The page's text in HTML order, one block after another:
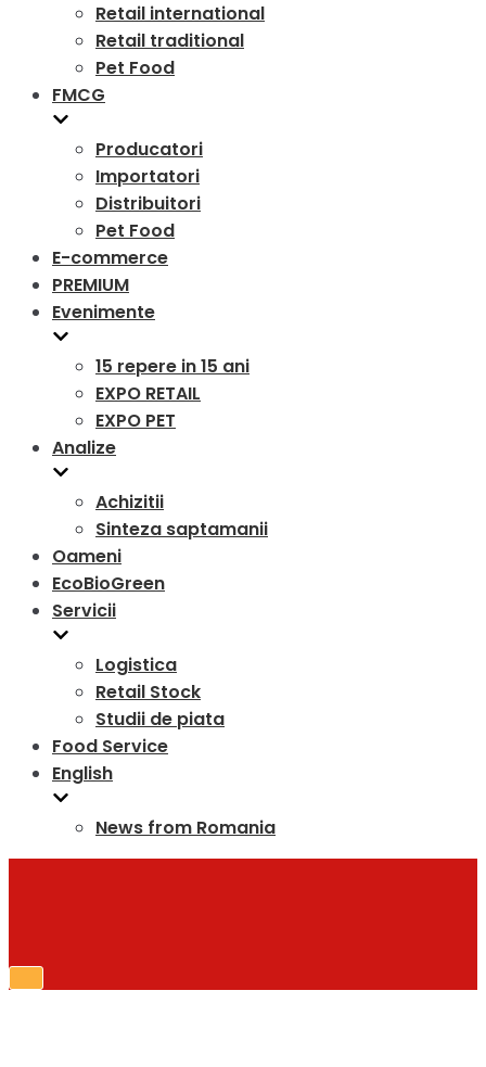
Retail international
Retail traditional
Pet Food
FMCG
Producatori
Importatori
Distribuitori
Pet Food
E-commerce
PREMIUM
Evenimente
15 repere in 15 ani
EXPO RETAIL
EXPO PET
Analize
Achizitii
Sinteza saptamanii
Oameni
EcoBioGreen
Servicii
Logistica
Retail Stock
Studii de piata
Food Service
English
News from Romania